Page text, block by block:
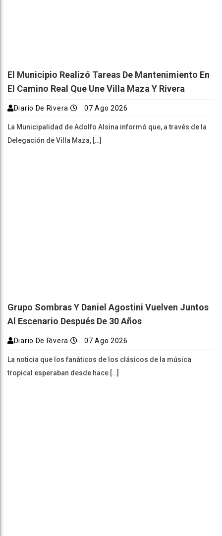
El Municipio Realizó Tareas De Mantenimiento En
El Camino Real Que Une Villa Maza Y Rivera
Diario De Rivera 07 Ago 2026
La Municipalidad de Adolfo Alsina informó que, a través de la
Delegación de Villa Maza, […]
Grupo Sombras Y Daniel Agostini Vuelven Juntos
Al Escenario Después De 30 Años
Diario De Rivera 07 Ago 2026
La noticia que los fanáticos de los clásicos de la música
tropical esperaban desde hace […]